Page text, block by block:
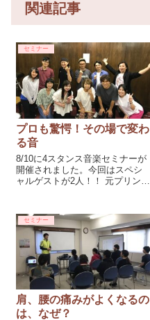
関連記事
セミナー
プロも驚愕！その場で変わ
る音
8/10に4スタンス音楽セミナーが
開催されました。今回はスペシ
ャルゲストが2人！！ 元プリンセ
ドラマー五十嵐公太さんが来て
くださいました。 前半は ・4ス
セミナー
肩、腰の痛みがよくなるの
は、なぜ？